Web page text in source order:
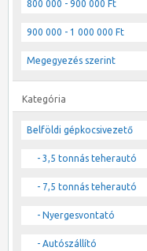
800 000 - 900 000 Ft
900 000 - 1 000 000 Ft
Megegyezés szerint
Kategória
Belföldi gépkocsivezető
- 3,5 tonnás teherautó
- 7,5 tonnás teherautó
- Nyergesvontató
- Autószállító